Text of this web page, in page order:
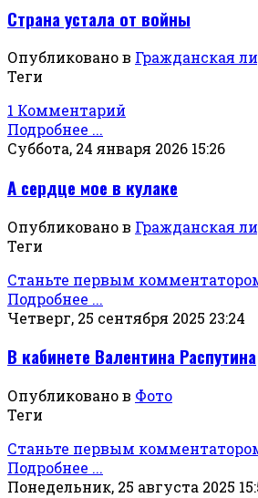
Страна устала от войны
Опубликовано в Гражданская
Теги
1 Комментарий
Подробнее ...
Суббота, 24 января 2026 15:26
А сердце мое в кулаке
Опубликовано в Гражданская
Теги
Станьте первым
Подробнее ...
Четверг, 25 сентября 2025 23:24
В кабинете Валентина Распутина
Опубликовано в Фото
Теги
Станьте первым
Подробнее ...
Понедельник, 25 августа 2025